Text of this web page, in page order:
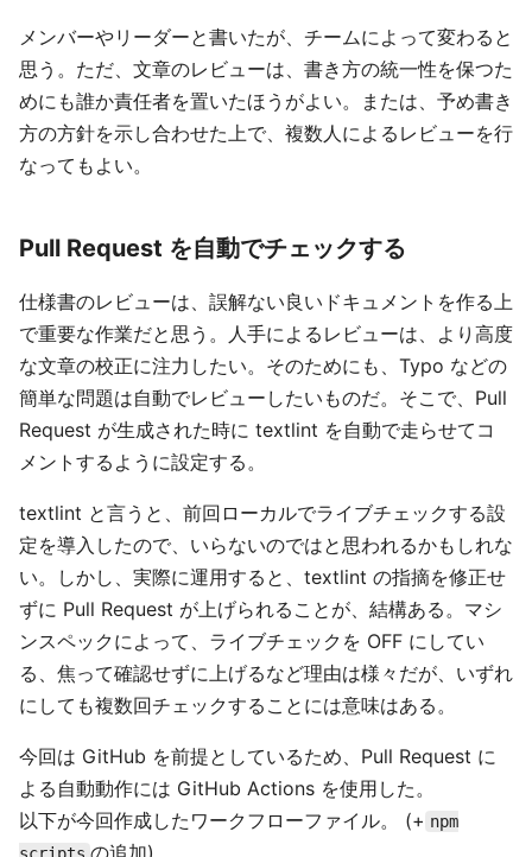
メンバーやリーダーと書いたが、チームによって変わると
思う。ただ、文章のレビューは、書き方の統一性を保つた
めにも誰か責任者を置いたほうがよい。または、予め書き
方の方針を示し合わせた上で、複数人によるレビューを行
なってもよい。
Pull Request を自動でチェックする
仕様書のレビューは、誤解ない良いドキュメントを作る上
で重要な作業だと思う。人手によるレビューは、より高度
な文章の校正に注力したい。そのためにも、Typo などの
簡単な問題は自動でレビューしたいものだ。そこで、Pull
Request が生成された時に textlint を自動で走らせてコ
メントするように設定する。
textlint と言うと、前回ローカルでライブチェックする設
定を導入したので、いらないのではと思われるかもしれな
い。しかし、実際に運用すると、textlint の指摘を修正せ
ずに Pull Request が上げられることが、結構ある。マシ
ンスペックによって、ライブチェックを OFF にしてい
る、焦って確認せずに上げるなど理由は様々だが、いずれ
にしても複数回チェックすることには意味はある。
今回は GitHub を前提としているため、Pull Request に
よる自動動作には GitHub Actions を使用した。
以下が今回作成したワークフローファイル。 (+ npm